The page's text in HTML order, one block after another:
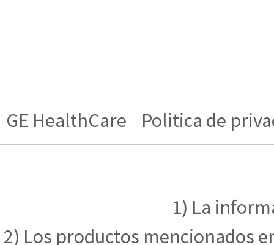
GE HealthCare Politica de
1) La
2) Los productos mencionados